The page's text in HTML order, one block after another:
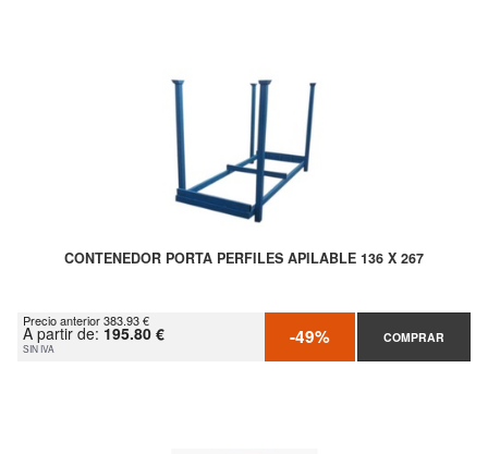
CONTENEDOR PORTA PERFILES APILABLE 136 X 267
Precio anterior 383.93 €
A partir de: 195.80 €
SIN IVA -49% COMPRAR